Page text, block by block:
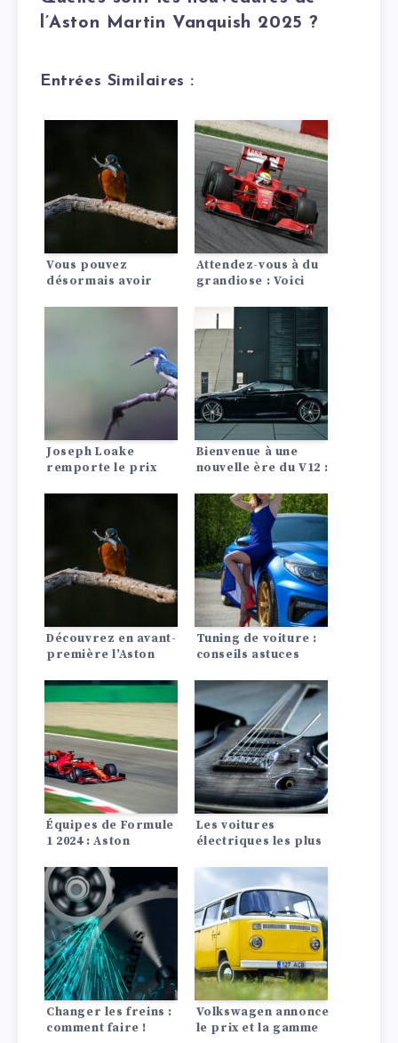
l’Aston Martin Vanquish 2025 ?
Entrées Similaires :
Vous pouvez
désormais avoir
poignées de porte à
Attendez-vous à du
grandiose : Voici
voitures de luxe qui
valent la peine
d’être attendues.
Joseph Loake
remporte le prix
l’année.
Bienvenue à une
nouvelle ère du V12 :
annonce une
nouvelle Vanquish
plus rapide et plus
réactive.
Découvrez en avant-
première l’Aston
: Spécifications,
intérieur et
extérieur
Tuning de voiture :
conseils astuces
Équipes de Formule
1 2024 : Aston
McLaren
Les voitures
électriques les plus
nouvelle génération
de voitures
électriques
étonnamment
rapides
Changer les freins :
comment faire !
Volkswagen annonce
le prix et la gamme